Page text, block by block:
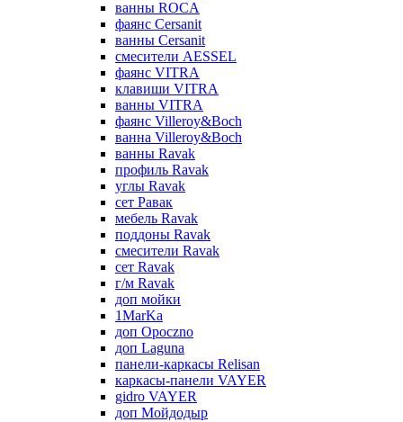
ванны ROCA
фаянс Cersanit
ванны Cersanit
смесители AESSEL
фаянс VITRA
клавиши VITRA
ванны VITRA
фаянс Villeroy&Boch
ванна Villeroy&Boch
ванны Ravak
профиль Ravak
углы Ravak
сет Равак
мебель Ravak
поддоны Ravak
смесители Ravak
сет Ravak
г/м Ravak
доп мойки
1MarKa
доп Opoczno
доп Laguna
панели-каркасы Relisan
каркасы-панели VAYER
gidro VAYER
доп Мойдодыр